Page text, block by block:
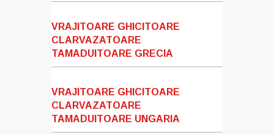
VRAJITOARE GHICITOARE
CLARVAZATOARE
TAMADUITOARE GRECIA
VRAJITOARE GHICITOARE
CLARVAZATOARE
TAMADUITOARE UNGARIA